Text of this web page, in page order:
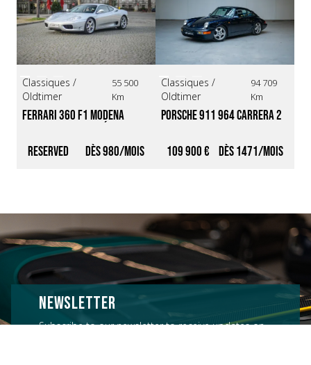
Classiques /
Oldtimer
55 500
Km
Ferrari 360 F1 Modena
Cartier*
Reserved 980
Classiques /
Oldtimer
94 709
Km
Porsche 911 964 Carrera 2
Autobloquant*
109 900 € 1471
NEWSLETTER
Subscribe to our newsletter to receive updates on